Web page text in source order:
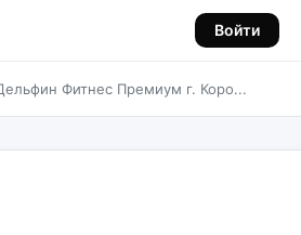
Войти
Фитнес Премиум г. Коро...